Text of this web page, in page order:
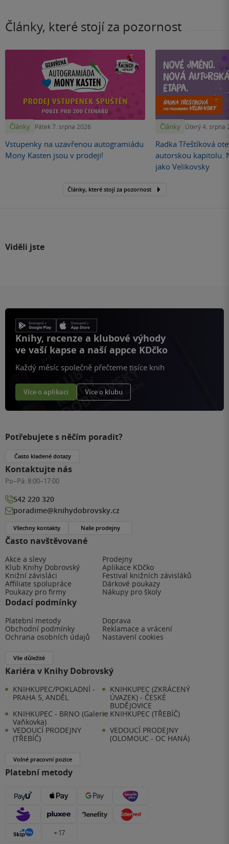
Články, které stojí za pozornost
Články Pátek 7. srpna 2026
Vstupenky na uzavřenou autogramiádu
Mony Kasten jsou v prodeji!
Články Úterý 4. srpna
Radka Třeštíková
autorskou kapitolu.
jako Velikovsky
Články, které stojí za pozornost
Viděli jste
Knihy, recenze a klubové výhody
ve vaší kapse a naší appce KDčko
Každý měsíc společně přečteme tisíce knih
Více o aplikaci Více o klubu
Často navštěvované
Akce a slevy
Prodejny
Klub Knihy Dobrovský
Aplikace KDčko
Knižní závisláci
Festival knižních závisláků
Affiliate spolupráce
Dárkové poukazy
Poukazy pro firmy
Nákupy pro školy
Dodací podmínky
Platební metody
Doprava
Obchodní podmínky
Reklamace a vrácení
Ochrana osobních údajů
Nastavení cookies
Vše důležité
Kariéra v Knihy Dobrovský
KNIHKUPEC/POKLADNÍ -
PRAHA 5, ANDĚL
KNIHKUPEC (ZKRÁCENÝ
ÚVAZEK) - ČESKÉ
BUDĚJOVICE
KNIHKUPEC - BRNO (Galerie
Vaňkovka)
KNIHKUPEC (TŘEBÍČ)
VEDOUCÍ PRODEJNY
(TŘEBÍČ)
VEDOUCÍ PRODEJNY
(OLOMOUC - OC HANÁ)
Volné pracovní pozice
Platební metody
+ 17
Potřebujete s něčím poradit?
Často kladené dotazy
Kontaktujte nás
Po–Pá: 8:00–17:00
542 220 320
poradime@knihydobrovsky.cz
Všechny kontakty Naše prodejny